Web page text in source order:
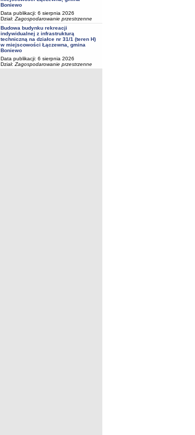
Boniewo
Data publikacji: 6 sierpnia 2026
Dział: Zagospodarowanie przestrzenne
Budowa budynku rekreacji
indywidualnej z infrastrukturą
techniczną na działce nr 31/1 (teren H)
w miejscowości Łączewna, gmina
Boniewo
Data publikacji: 6 sierpnia 2026
Dział: Zagospodarowanie przestrzenne